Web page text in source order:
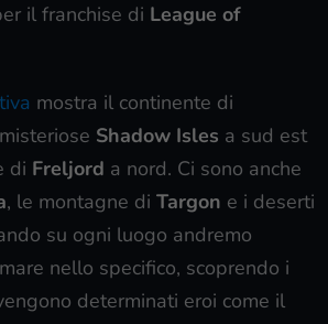
il franchise di League of
mostra il continente di
Shadow Isles a sud est
di Freljord a nord. Ci sono anche
, le montagne di Targon e i deserti
su ogni luogo andremo
nello specifico, scoprendo i
determinati eroi come il